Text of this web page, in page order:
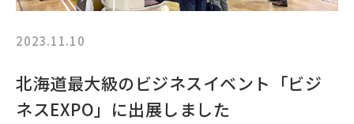
2023.11.10
北海道最大級のビジネスイベント「ビジ
ネスEXPO」に出展しました